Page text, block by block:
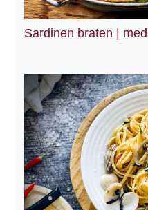
Sardinen braten |